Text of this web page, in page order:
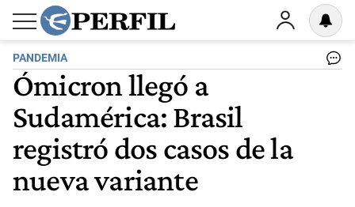
PANDEMIA
Ómicron llegó a
Sudamérica: Brasil
registró dos casos de la
nueva variante